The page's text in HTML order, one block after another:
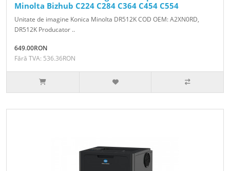
Minolta Bizhub C224 C284 C364 C454 C554
Unitate de imagine Konica Minolta DR512K COD OEM: A2XN0RD,
DR512K Producator ..
649.00RON
Fără TVA: 536.36RON